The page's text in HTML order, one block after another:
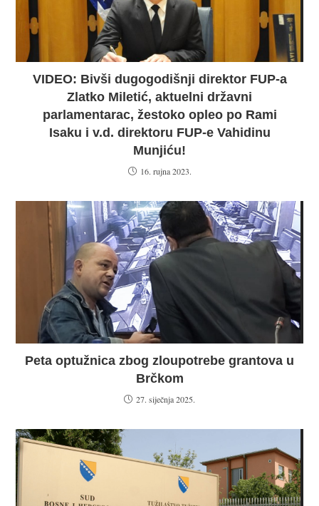
VIDEO: Bivši dugogodišnji direktor FUP-a
Zlatko Miletić, aktuelni državni
parlamentarac, žestoko opleo po Rami
Isaku i v.d. direktoru FUP-e Vahidinu
Munjiću!
16. rujna 2023.
Peta optužnica zbog zloupotrebe grantova u
Brčkom
27. siječnja 2025.